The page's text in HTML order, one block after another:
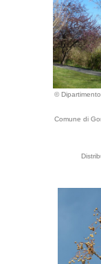
©
Comune di